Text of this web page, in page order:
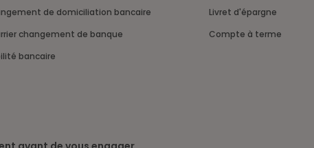
de domiciliation bancaire
changement de banque
bancaire
Livret d'épargne
Compte à terme